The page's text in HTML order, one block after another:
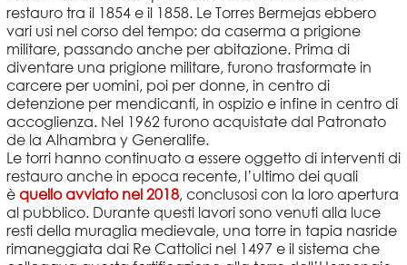
restauro tra il 1854 e il 1858. Le Torres Bermejas ebbero
vari usi nel corso del tempo: da caserma a prigione
militare, passando anche per abitazione. Prima di
diventare una prigione militare, furono trasformate in
carcere per uomini, poi per donne, in centro di
detenzione per mendicanti, in ospizio e infine in centro di
accoglienza. Nel 1962 furono acquistate dal Patronato
de la Alhambra y Generalife.
Le torri hanno continuato a essere oggetto di interventi di
restauro anche in epoca recente, l’ultimo dei quali
è quello avviato nel 2018, conclusosi con la loro apertura
al pubblico. Durante questi lavori sono venuti alla luce
resti della muraglia medievale, una torre in tapia nasride
rimaneggiata dai Re Cattolici nel 1497 e il sistema che